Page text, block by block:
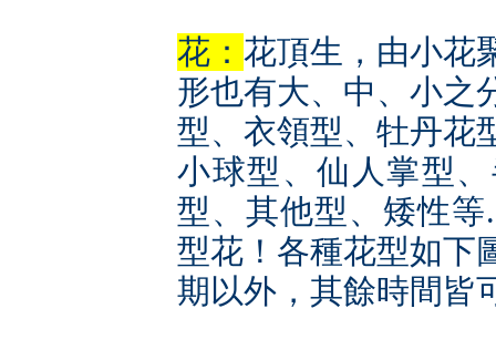
花： 花頂生，由小花
形也有大、中、小之
型、衣領型、牡丹花
小球型、仙人掌型
型、其他型、矮性
型花！各種花型如下
期以外，其餘時間皆